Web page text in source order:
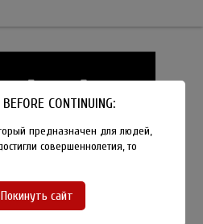
450-21-92
Method Vapeshop
CONTINUING:
предназначен для людей,
совершеннолетия, то
Покинуть сайт